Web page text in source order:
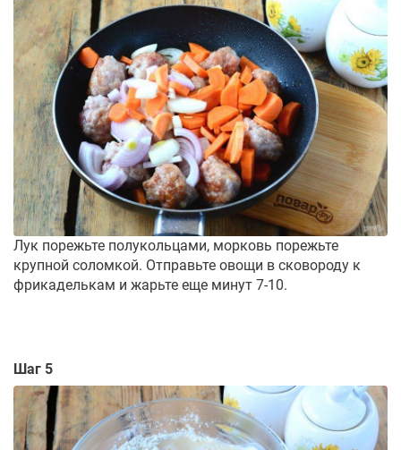
Лук порежьте полукольцами, морковь порежьте
крупной соломкой. Отправьте овощи в сковороду к
фрикаделькам и жарьте еще минут 7-10.
Шаг 5